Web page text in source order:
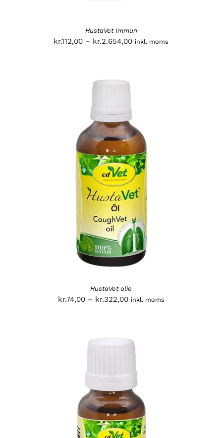
HustaVet Immun
kr.112,00 – kr.2.654,00Prisinterval:
inkl. moms
HustaVet olie
kr.74,00 – kr.322,00Prisinterval:
kr.322,00
inkl. moms